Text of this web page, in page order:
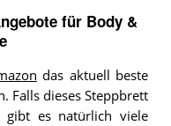
für Body &
das aktuell beste
Falls dieses Steppbrett
gibt es natürlich viele